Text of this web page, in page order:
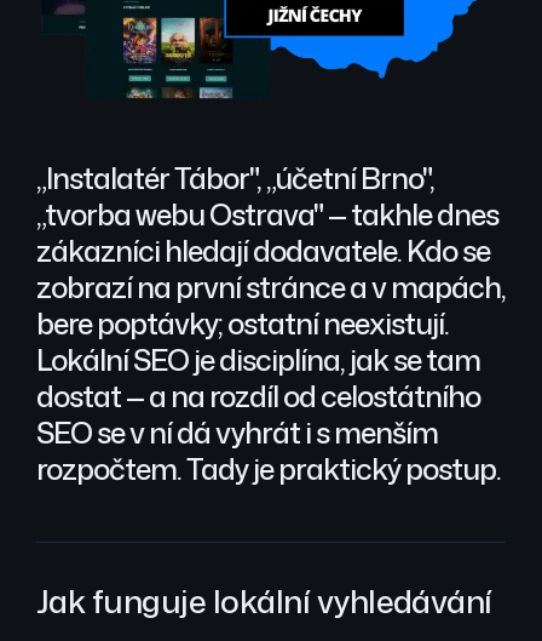
„Instalatér Tábor", „účetní Brno",
„tvorba webu Ostrava" — takhle dnes
zákazníci hledají dodavatele. Kdo se
zobrazí na první stránce a v mapách,
bere poptávky; ostatní neexistují.
Lokální SEO je disciplína, jak se tam
dostat — a na rozdíl od celostátního
SEO se v ní dá vyhrát i s menším
rozpočtem. Tady je praktický postup.
Jak funguje lokální vyhledávání